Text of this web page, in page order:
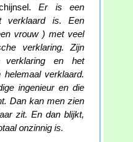
Er is een
verklaard is. Een
vrouw ) met veel
verklaring. Zijn
verklaring en het
verklaard.
ingenieur en die
Dan kan men zien
zit. En dan blijkt,
onzinnig is.